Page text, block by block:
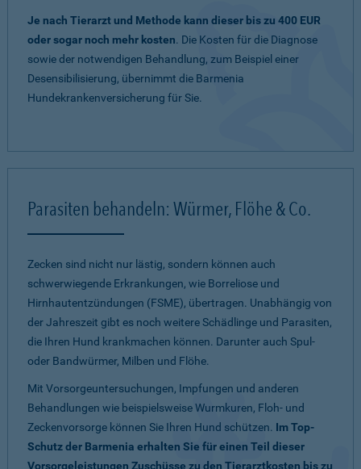
Je nach Tierarzt und Methode kann dieser bis zu 400 EUR
oder sogar noch mehr kosten. Die Kosten für die Diagnose
sowie der notwendigen Behandlung, zum Beispiel einer
Desensibilisierung, übernimmt die Barmenia
Hundekrankenversicherung für Sie.
Parasiten behandeln: Würmer, Flöhe & Co.
Zecken sind nicht nur lästig, sondern können auch
schwerwiegende Erkrankungen, wie Borreliose und
Hirnhautentzündungen (FSME), übertragen. Unabhängig von
der Jahreszeit gibt es noch weitere Schädlinge und Parasiten,
die Ihren Hund krankmachen können. Darunter auch Spul-
oder Bandwürmer, Milben und Flöhe.
Mit Vorsorgeuntersuchungen, Impfungen und anderen
Behandlungen wie beispielsweise Wurmkuren, Floh- und
Zeckenvorsorge können Sie Ihren Hund schützen. Im Top-
Schutz der Barmenia erhalten Sie für einen Teil dieser
Vorsorgeleistungen Zuschüsse zu den Tierarztkosten bis zu